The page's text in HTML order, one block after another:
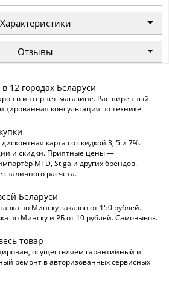
Характеристики
Отзывы
12 городах Беларуси
в интернет-магазине. Расширенный
консультация по технике.
карта со скидкой 3, 5 и 7%.
и скидки. Приятные цены —
MTD, Stiga и других брендов.
расчета.
Беларуси
по Минску заказов от 150 рублей.
по Минску и РБ от 10 рублей. Самовывоз.
товар
осуществляем гарантийный и
ремонт в авторизованных сервисных